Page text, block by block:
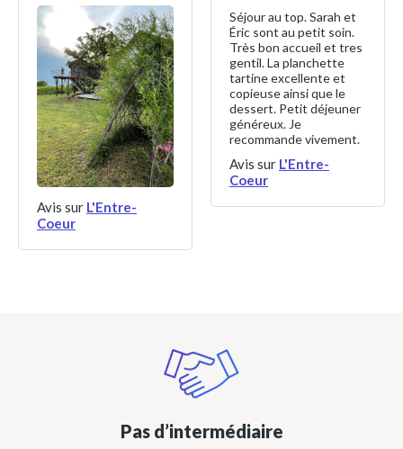
Avis sur L'Entre-
Coeur
Séjour au top. Sarah et
Éric sont au petit soin.
Très bon accueil et tres
gentil. La planchette
tartine excellente et
copieuse ainsi que le
dessert. Petit déjeuner
généreux. Je
recommande vivement.
Avis sur L'Entre-
Coeur
Pas d’intermédiaire